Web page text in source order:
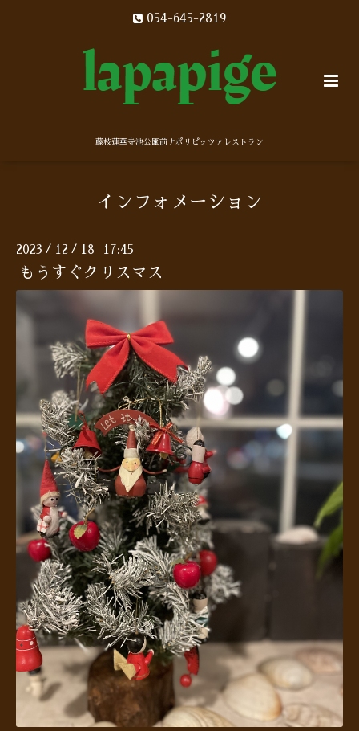
054-645-2819
藤枝蓮華寺池公園前ナポリピッツァレストラン
インフォメーション
2023 / 12 / 18 17:45
もうすぐクリスマス